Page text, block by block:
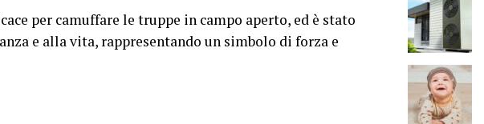
per camuffare le truppe in campo aperto, ed è stato
e alla vita, rappresentando un simbolo di forza e